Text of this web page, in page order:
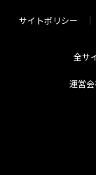
サイトポリシー
全サ
運営